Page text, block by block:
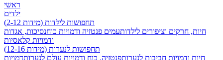
ראשי
ילדים
תחפושות לילדות (מידות 2-12)
חיות, חרקים וציפורים לילדותעמים פנטזיה ודמויות כוחנסיכות, אגדות
ודמויות קלאסיות
תחפושות לנערות (מידות 12-16)
חיות ודמויות חביבות לנערותפנטזיה, כוח ודמויות עולם לנערותדמויות